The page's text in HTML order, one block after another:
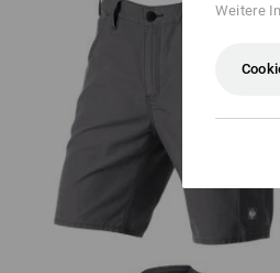
Short e.s.iconic
Weitere